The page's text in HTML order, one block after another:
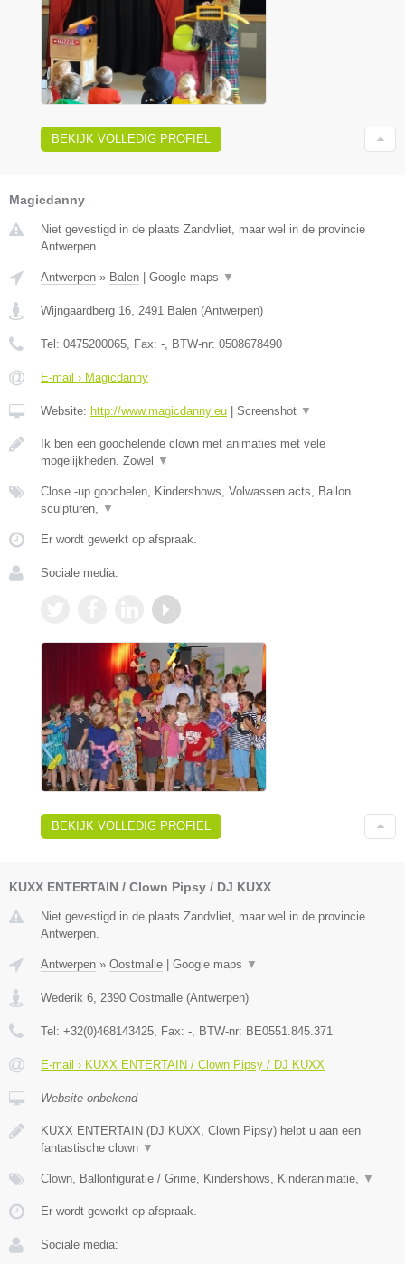
BEKIJK VOLLEDIG PROFIEL
Magicdanny
Niet gevestigd in de plaats Zandvliet, maar wel in de provincie
Antwerpen.
Antwerpen » Balen | Google maps ▼
Wijngaardberg 16 2491 Balen (Antwerpen)
Tel: 0475200065 , Fax: - , BTW-nr: 0508678490
E-mail › Magicdanny
Website: http://www.magicdanny.eu | Screenshot ▼
Ik ben een goochelende clown met animaties met vele
mogelijkheden. Zowel ▼
Close -up goochelen, Kindershows, Volwassen acts, Ballon
sculpturen,
▼
Er wordt gewerkt op afspraak.
Sociale media:
BEKIJK VOLLEDIG PROFIEL
KUXX ENTERTAIN / Clown Pipsy / DJ KUXX
Niet gevestigd in de plaats Zandvliet, maar wel in de provincie
Antwerpen.
Antwerpen » Oostmalle Google maps ▼
Wederik 6, 2390 Oostmalle (Antwerpen)
Tel: +32(0)468143425, Fax: -, BTW-nr: BE0551.845.371
E-mail › KUXX ENTERTAIN / Clown Pipsy / DJ KUXX
Website onbekend
KUXX ENTERTAIN (DJ KUXX, Clown Pipsy) helpt u aan een
fantastische clown ▼
Clown, Ballonfiguratie / Grime, Kindershows, Kinderanimatie, ▼
Er wordt gewerkt op afspraak.
Sociale media: